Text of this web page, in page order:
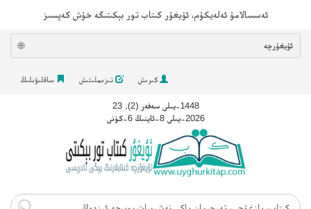
ئەسسالامۇ ئەلەيكۇم، ئۇيغۇر كىتاب تور بېكىتىگە خۇش كەپسىز
ئۇيغۇرچە 🌐
كىرىش تىزىملىتىش ساقلىۋىلىڭ
1448-يىلى سەفەر (2), 23
2026-يىلى 8-ئاينىڭ 6-كۈنى